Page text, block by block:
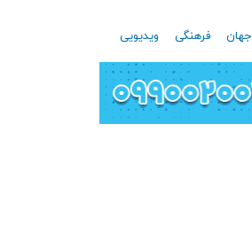
جهان فرهنگی ویدیویی